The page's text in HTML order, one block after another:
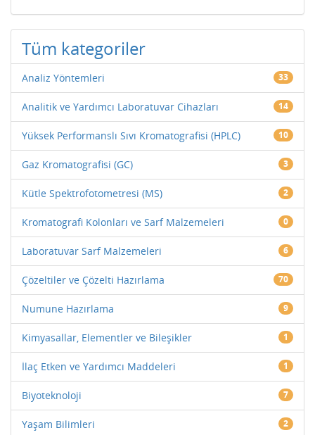
Tüm kategoriler
Analiz Yöntemleri 33
Analitik ve Yardımcı Laboratuvar Cihazları 14
Yüksek Performanslı Sıvı Kromatografisi (HPLC) 10
Gaz Kromatografisi (GC) 3
Kütle Spektrofotometresi (MS) 2
Kromatografi Kolonları ve Sarf Malzemeleri 0
Laboratuvar Sarf Malzemeleri 6
Çözeltiler ve Çözelti Hazırlama 70
Numune Hazırlama 9
Kimyasallar, Elementler ve Bileşikler 1
İlaç Etken ve Yardımcı Maddeleri 1
Biyoteknoloji 7
Yaşam Bilimleri 2